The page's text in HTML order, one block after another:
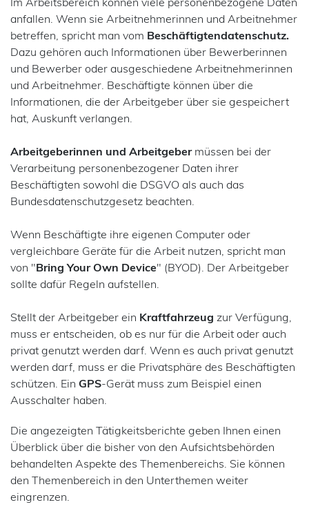
anfallen. Wenn sie Arbeitnehmerinnen und Arbeitnehmer
betreffen, spricht man vom Beschäftigtendatenschutz.
Dazu gehören auch Informationen über Bewerberinnen
und Bewerber oder ausgeschiedene Arbeitnehmerinnen
und Arbeitnehmer. Beschäftigte können über die
Informationen, die der Arbeitgeber über sie gespeichert
hat, Auskunft verlangen.
Arbeitgeberinnen und Arbeitgebermüssen bei der
Verarbeitung personenbezogener Daten ihrer
Beschäftigten sowohl die DSGVO als auch das
Bundesdatenschutzgesetz beachten.
Wenn Beschäftigte ihre eigenen Computer oder
vergleichbare Geräte für die Arbeit nutzen, spricht man
von "Bring Your Own Device" (BYOD). Der Arbeitgeber
sollte dafür Regeln aufstellen.
Stellt der Arbeitgeber ein Kraftfahrzeug zur Verfügung,
muss er entscheiden, ob es nur für die Arbeit oder auch
privat genutzt werden darf. Wenn es auch privat genutzt
werden darf, muss er die Privatsphäre des Beschäftigten
schützen. Ein GPS-Gerät muss zum Beispiel einen
Ausschalter haben.
Die angezeigten Tätigkeitsberichte geben Ihnen einen
Überblick über die bisher von den Aufsichtsbehörden
behandelten Aspekte des Themenbereichs. Sie können
den Themenbereich in den Unterthemen weiter
eingrenzen.